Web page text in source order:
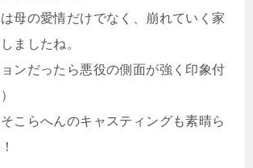
母の愛情だけでなく、崩れていく家
ましたね。
ョンだったら悪役の側面が強く印象付
こらへんのキャスティングも素晴ら